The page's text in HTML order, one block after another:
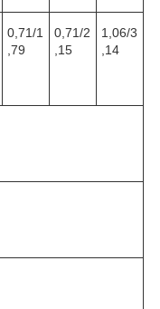
0,71/1
,79
0,71/2
,15
1,06/3
,14